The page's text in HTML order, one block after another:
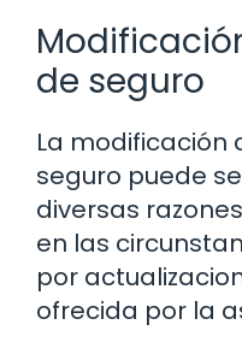
de seguro
La modificación
seguro puede
diversas
en las
por
ofrecida por la